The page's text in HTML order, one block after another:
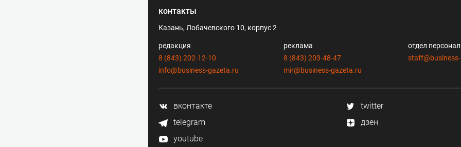
контакты
Казань, Лобачевского 10, корпус 2
редакция
8 (843) 202-12-10
info@business-gazeta.ru
реклама
8 (843) 203-48-47
mir@business-gazeta.ru
отдел
вконтакте
twitter
telegram
дзен
youtube